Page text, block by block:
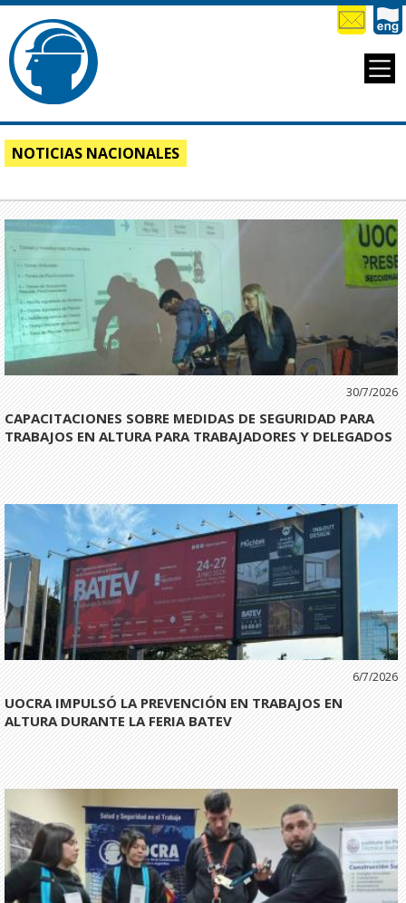
NOTICIAS NACIONALES
30/7/2026
CAPACITACIONES SOBRE MEDIDAS DE SEGURIDAD PARA
TRABAJOS EN ALTURA PARA TRABAJADORES Y DELEGADOS
6/7/2026
UOCRA IMPULSÓ LA PREVENCIÓN EN TRABAJOS EN
ALTURA DURANTE LA FERIA BATEV